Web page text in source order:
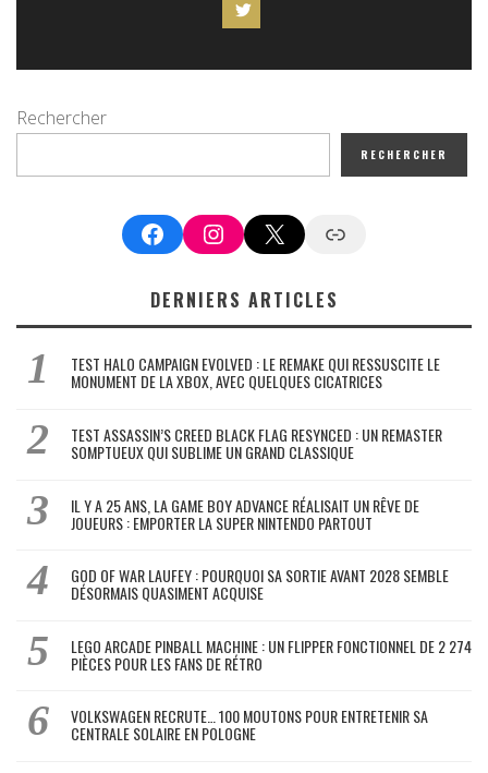
Rechercher
RECHERCHER
FacebookInstagram
X Google News
DERNIERS ARTICLES
TEST HALO CAMPAIGN EVOLVED : LE REMAKE QUI RESSUSCITE LE
MONUMENT DE LA XBOX, AVEC QUELQUES CICATRICES
TEST ASSASSIN’S CREED BLACK FLAG RESYNCED : UN REMASTER
SOMPTUEUX QUI SUBLIME UN GRAND CLASSIQUE
IL Y A 25 ANS, LA GAME BOY ADVANCE RÉALISAIT UN RÊVE DE
JOUEURS : EMPORTER LA SUPER NINTENDO PARTOUT
GOD OF WAR LAUFEY : POURQUOI SA SORTIE AVANT 2028 SEMBLE
DÉSORMAIS QUASIMENT ACQUISE
LEGO ARCADE PINBALL MACHINE : UN FLIPPER FONCTIONNEL DE 2 274
PIÈCES POUR LES FANS DE RÉTRO
VOLKSWAGEN RECRUTE… 100 MOUTONS POUR ENTRETENIR SA
CENTRALE SOLAIRE EN POLOGNE